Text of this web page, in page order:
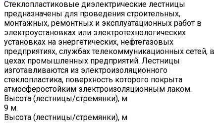
Стеклопластиковые диэлектрические лестницы
предназначены для проведения строительных,
монтажных, ремонтных и эксплуатационных работ в
электроустановках или электротехнологических
установках на энергетических, нефтегазовых
предприятиях, службах телекоммуникационных сетей, в
цехах промышленных предприятий. Лестницы
изготавливаются из электроизоляционного
стеклопластика, поверхность которого покрыта
атмосферостойким электроизоляционным лаком.
Высота (лестницы/стремянки), м
9 м.
Высота (лестницы/стремянки), м